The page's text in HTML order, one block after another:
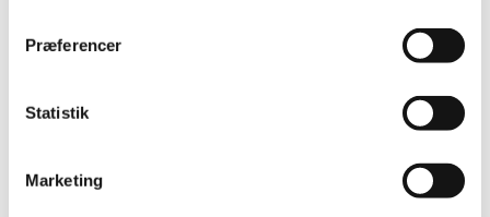
Præferencer
Statistik
Marketing
POLERET STEL SORT